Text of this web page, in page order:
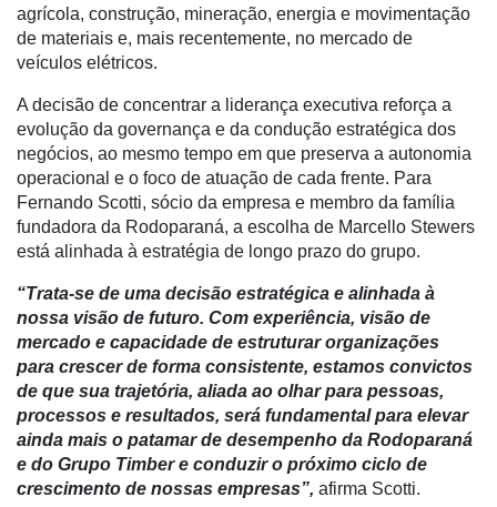
Artigos
Agenda
Agricultura
de
Precisão
Automação
e
Robótica
Conectividade
Dados
e
Análise
E-
Commerce
Informatização
agrícola, construção, mineração, energia e movimentação
de materiais e, mais recentemente, no mercado de
veículos elétricos.
A decisão de concentrar a liderança executiva reforça a
evolução da governança e da condução estratégica dos
negócios, ao mesmo tempo em que preserva a autonomia
operacional e o foco de atuação de cada frente. Para
Fernando Scotti, sócio da empresa e membro da família
fundadora da Rodoparaná, a escolha de Marcello Stewers
está alinhada à estratégia de longo prazo do grupo.
“Trata-se de uma decisão estratégica e alinhada à
nossa visão de futuro. Com experiência, visão de
mercado e capacidade de estruturar organizações
para crescer de forma consistente, estamos convictos
de que sua trajetória, aliada ao olhar para pessoas,
processos e resultados, será fundamental para elevar
ainda mais o patamar de desempenho da Rodoparaná
e do Grupo Timber e conduzir o próximo ciclo de
crescimento de nossas empresas”, afirma Scotti.